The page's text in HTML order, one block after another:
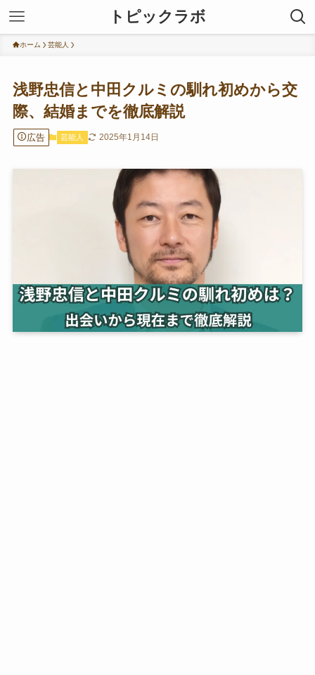
トピックラボ
ホーム 芸能人
浅野忠信と中田クルミの馴れ初めから交
際、結婚までを徹底解説
広告 芸能人 2025年1月14日